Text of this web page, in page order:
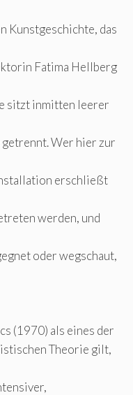
Kunstgeschichte, das
Fatima Hellberg
sitzt inmitten leerer
Wer hier zur
erschließt
werden, und
oder wegschaut,
(1970) als eines der
Theorie gilt,